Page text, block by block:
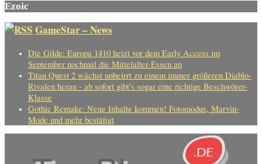
Ezoic
GameStar – News
Die Gilde: Europa 1410 heizt vor dem Early Access im
September nochmal die Mittelalter-Essen an
Titan Quest 2 wächst unbeirrt zu einem immer größeren Diablo-
Rivalen heran - ab sofort gibt's sogar eine richtige Beschwörer-
Klasse
Gothic Remake: Neue Inhalte kommen! Fotomodus, Marvin-
Mode und mehr bestätigt